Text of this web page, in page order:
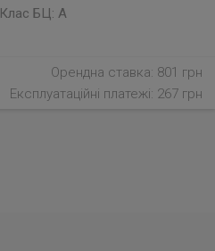
Клас БЦ: A
Орендна ставка: 801 грн
Експлуатаційні платежі: 267 грн